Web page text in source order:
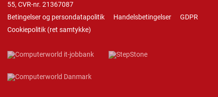
55, CVR-nr. 21367087
Betingelser og persondatapolitik
Handelsbetingelser
GDPR
Cookiepolitik (ret samtykke)